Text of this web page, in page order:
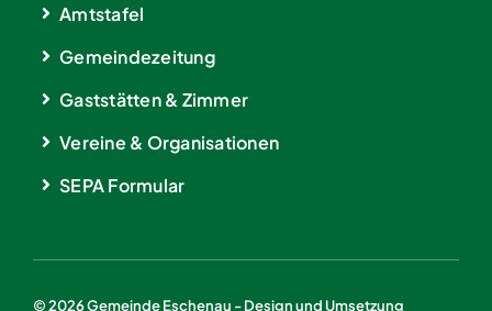
Amtstafel
Gemeindezeitung
Gaststätten & Zimmer
Vereine & Organisationen
SEPA Formular
© 2026 Gemeinde Eschenau - Design und Umsetzung